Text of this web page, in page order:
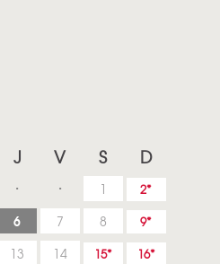
J V S D
1 2
6 7 8 9
13 14 15 16